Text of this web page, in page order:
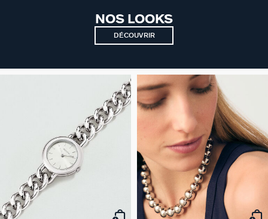
NOS LOOKS
DÉCOUVRIR